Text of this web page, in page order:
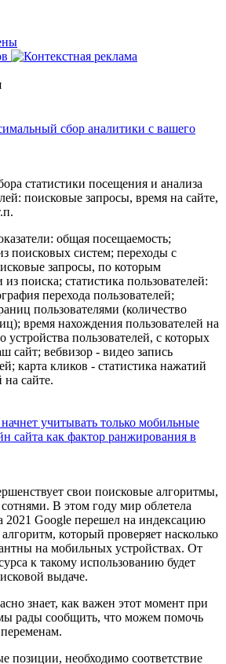
сбор аналитики с вашего
статистики посещения и анализа
поисковые запросы, время на сайте,
общая посещаемость;
поисковых систем; переходы с
запросы, по которым
поиска; статистика пользователей:
перехода пользователей;
пользователями (количество
время нахождения пользователей на
пользователей, с которых
сайт; вебвизор - видео запись
карта кликов - статистика нажатий
сайте.
учитывать только мобильные
сайта как фактор ранжирования в
свои поисковые алгоритмы,
В этом году мир облетела
2021 Google перешел на индексацию
который проверяет насколько
на мобильных устройствах. От
к такому использованию будет
выдаче.
знает, как важен этот момент при
рады сообщить, что можем помочь
позиции, необходимо соответствие